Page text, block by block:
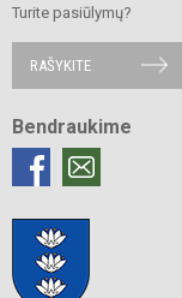
Turite pasiūlymų?
RAŠYKITE
Bendraukime